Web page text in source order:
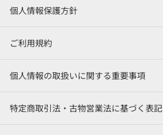
個人情報保護方針
ご利用規約
個人情報の取扱いに関する重要事項
特定商取引法・古物営業法に基づく表記